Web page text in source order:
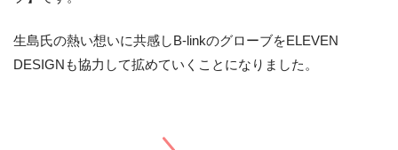
生島氏の熱い想いに共感しB-linkのグローブをELEVEN
DESIGNも協力して拡めていくことになりました。